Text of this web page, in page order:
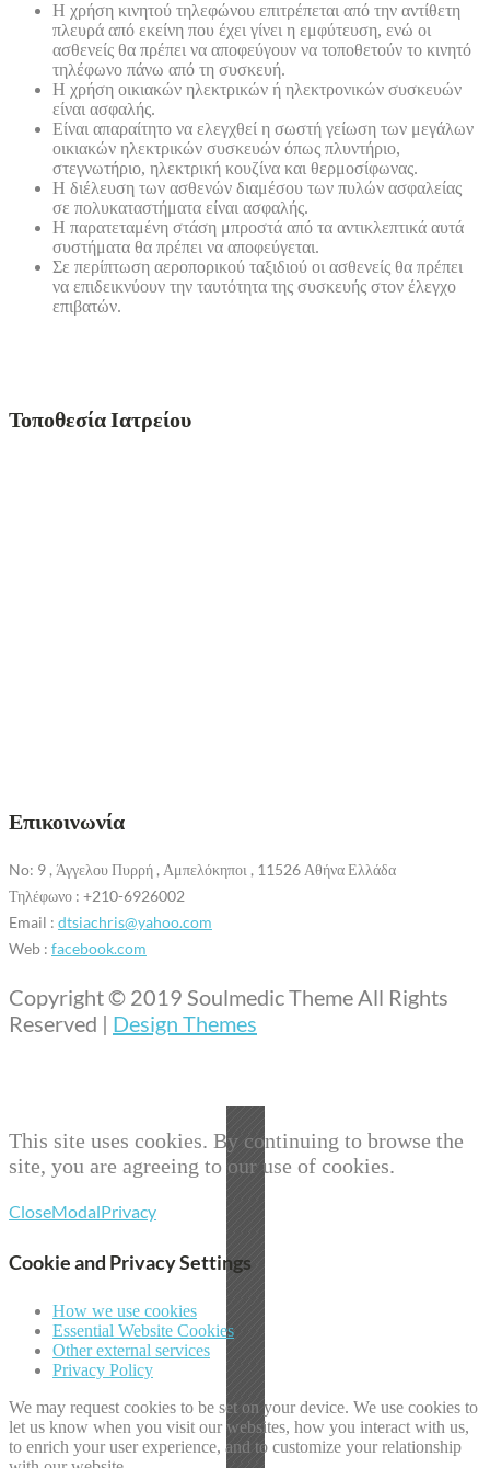
Η χρήση κινητού τηλεφώνου επιτρέπεται από την αντίθετη
πλευρά από εκείνη που έχει γίνει η εμφύτευση, ενώ οι
ασθενείς θα πρέπει να αποφεύγουν να τοποθετούν το κινητό
τηλέφωνο πάνω από τη συσκευή.
Η χρήση οικιακών ηλεκτρικών ή ηλεκτρονικών συσκευών
είναι ασφαλής.
Είναι απαραίτητο να ελεγχθεί η σωστή γείωση των μεγάλων
οικιακών ηλεκτρικών συσκευών όπως πλυντήριο,
στεγνωτήριο, ηλεκτρική κουζίνα και θερμοσίφωνας.
Η διέλευση των ασθενών διαμέσου των πυλών ασφαλείας
σε πολυκαταστήματα είναι ασφαλής.
Η παρατεταμένη στάση μπροστά από τα αντικλεπτικά αυτά
συστήματα θα πρέπει να αποφεύγεται.
Σε περίπτωση αεροπορικού ταξιδιού οι ασθενείς θα πρέπει
να επιδεικνύουν την ταυτότητα της συσκευής στον έλεγχο
επιβατών.
Τοποθεσία Ιατρείου
Επικοινωνία
No: 9 , Άγγελου Πυρρή , Αμπελόκηποι , 11526 Αθήνα Ελλάδα
Τηλέφωνο : +210-6926002
Email : dtsiachris@yahoo.com
Web : facebook.com
Copyright © 2019 Soulmedic Theme All Rights
Reserved | Design Themes
This site uses cookies. By continuing to browse the
site, you are agreeing to our use of cookies.
CloseModalPrivacy
Cookie and Privacy Settings
How we use cookies
Essential Website Cookies
Other external services
Privacy Policy
We may request cookies to be set on your device. We use cookies to
let us know when you visit our websites, how you interact with us,
to enrich your user experience, and to customize your relationship